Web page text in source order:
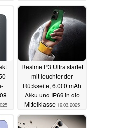
Realme P3 Ultra startet
mit leuchtender
Rückseite, 6.000 mAh
Akku und IP69 in die
Mittelklasse 19.03.2025